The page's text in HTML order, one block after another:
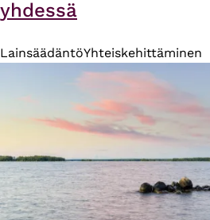
yhdessä
LainsäädäntöYhteiskehittäminen